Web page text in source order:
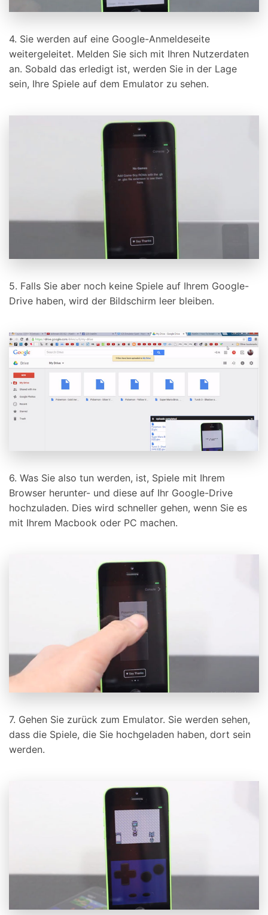
4. Sie werden auf eine Google-Anmeldeseite
weitergeleitet. Melden Sie sich mit Ihren Nutzerdaten
an. Sobald das erledigt ist, werden Sie in der Lage
sein, Ihre Spiele auf dem Emulator zu sehen.
5. Falls Sie aber noch keine Spiele auf Ihrem Google-
Drive haben, wird der Bildschirm leer bleiben.
6. Was Sie also tun werden, ist, Spiele mit Ihrem
Browser herunter- und diese auf Ihr Google-Drive
hochzuladen. Dies wird schneller gehen, wenn Sie es
mit Ihrem Macbook oder PC machen.
7. Gehen Sie zurück zum Emulator. Sie werden sehen,
dass die Spiele, die Sie hochgeladen haben, dort sein
werden.